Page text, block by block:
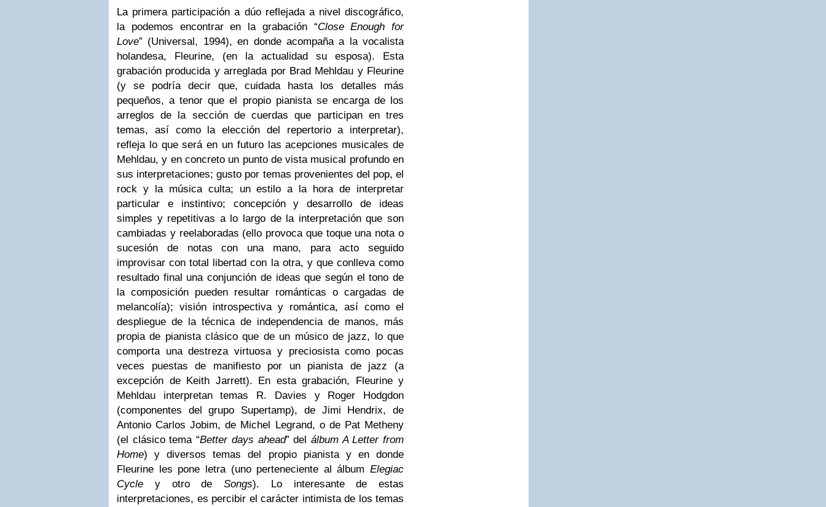
La primera participación a dúo reflejada a nivel discográfico,
la podemos encontrar en la grabación “Close Enough for
Love” (Universal, 1994), en donde acompaña a la vocalista
holandesa, Fleurine, (en la actualidad su esposa). Esta
grabación producida y arreglada por Brad Mehldau y Fleurine
(y se podría decir que, cuidada hasta los detalles más
pequeños, a tenor que el propio pianista se encarga de los
arreglos de la sección de cuerdas que participan en tres
temas, así como la elección del repertorio a interpretar),
refleja lo que será en un futuro las acepciones musicales de
Mehldau, y en concreto un punto de vista musical profundo en
sus interpretaciones; gusto por temas provenientes del pop, el
rock y la música culta; un estilo a la hora de interpretar
particular e instintivo; concepción y desarrollo de ideas
simples y repetitivas a lo largo de la interpretación que son
cambiadas y reelaboradas (ello provoca que toque una nota o
sucesión de notas con una mano, para acto seguido
improvisar con total libertad con la otra, y que conlleva como
resultado final una conjunción de ideas que según el tono de
la composición pueden resultar románticas o cargadas de
melancolía); visión introspectiva y romántica, así como el
despliegue de la técnica de independencia de manos, más
propia de pianista clásico que de un músico de jazz, lo que
comporta una destreza virtuosa y preciosista como pocas
veces puestas de manifiesto por un pianista de jazz (a
excepción de Keith Jarrett). En esta grabación, Fleurine y
Mehldau interpretan temas R. Davies y Roger Hodgdon
(componentes del grupo Supertamp), de Jimi Hendrix, de
Antonio Carlos Jobim, de Michel Legrand, o de Pat Metheny
(el clásico tema “Better days ahead” del álbum A Letter from
Home) y diversos temas del propio pianista y en donde
Fleurine les pone letra (uno perteneciente al álbum Elegiac
Cycle y otro de Songs). Lo interesante de estas
interpretaciones, es percibir el carácter intimista de los temas